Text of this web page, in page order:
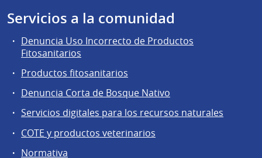
Servicios a la comunidad
Denuncia Uso Incorrecto de Productos
Fitosanitarios
Productos fitosanitarios
Denuncia Corta de Bosque Nativo
Servicios digitales para los recursos naturales
COTE y productos veterinarios
Normativa